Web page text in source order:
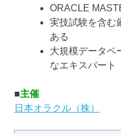
ORACLE
実技試験を含む
ある
大規模データベ
なエキスパート
■主催
日本オラクル（株）